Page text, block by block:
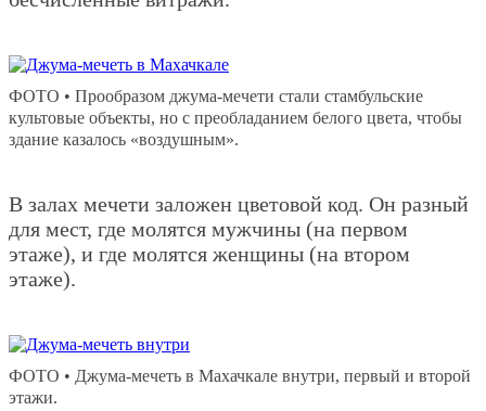
ФОТО • Прообразом джума-мечети стали стамбульские
культовые объекты, но с преобладанием белого цвета, чтобы
здание казалось «воздушным».
В залах мечети заложен цветовой код. Он разный
для мест, где молятся мужчины (на первом
этаже), и где молятся женщины (на втором
этаже).
ФОТО • Джума-мечеть в Махачкале внутри, первый и второй
этажи.